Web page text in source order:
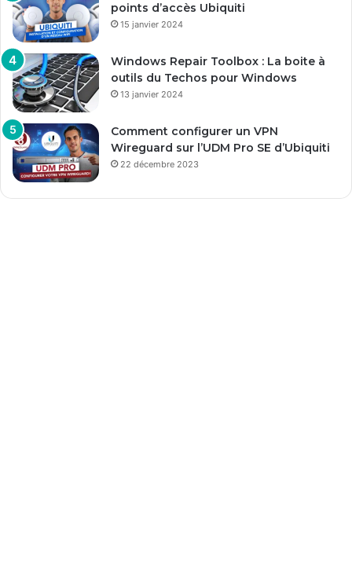
points d’accès Ubiquiti
15 janvier 2024
Windows Repair Toolbox : La boite à
outils du Techos pour Windows
13 janvier 2024
Comment configurer un VPN
Wireguard sur l’UDM Pro SE d’Ubiquiti
22 décembre 2023